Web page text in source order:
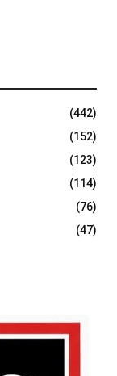
(442)
(152)
(123)
(114)
(76)
(47)